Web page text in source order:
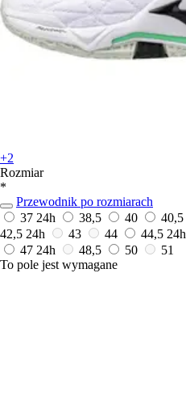
+2
Rozmiar
*
Przewodnik po rozmiarach
37 24h 38,5 40 40,5
42,5 24h 43 44 44,5 24h
47 24h 48,5 50
51
To pole jest wymagane